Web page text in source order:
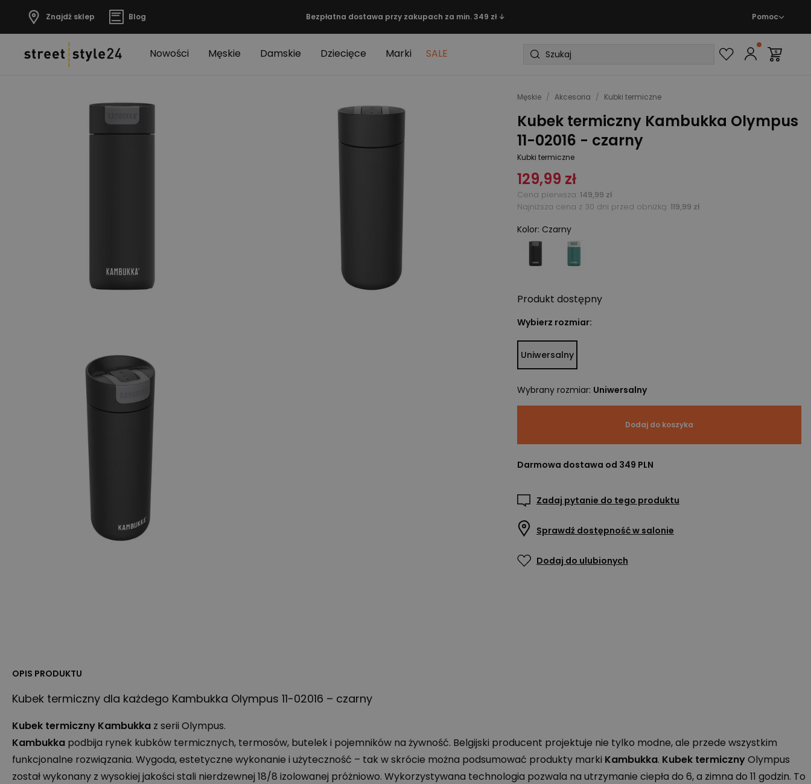
Znajdź sklep Blog Bezpłatna dostawa przy zakupach za min. 349 zł ↓ Pomoc
Nowości Męskie Damskie Dziecięce Marki SALE
Męskie / Akcesoria / Kubki termiczne
Kubek termiczny Kambukka Olympus
11-02016 - czarny
Kubki termiczne
129,99 zł
Cena pierwsza 149,99 zł
Najniższa cena z 30 dni przed obniżką: 119,99 zł
Kolor: Czarny
Produkt dostępny
Wybierz rozmiar:
Uniwersalny
Wybrany rozmiar: Uniwersalny
Dodaj do koszyka
Darmowa dostawa od 349 PLN
Zadaj pytanie do tego produktu
Sprawdź dostępność w salonie
Dodaj do ulubionych
OPIS PRODUKTU
Kubek termiczny dla każdego Kambukka Olympus 11-02016 – czarny
Kubek termiczny Kambukka z serii Olympus.
Kambukka podbija rynek kubków termicznych, termosów, butelek i pojemników na żywność. Belgijski producent projektuje nie tylko modne, ale przede wszystkim
funkcjonalne rozwiązania. Wygoda, estetyczne wykonanie i użyteczność – tak w skrócie można podsumować produkty marki Kambukka. Kubek termicznyOlympus
został wykonany z wysokiej jakości stali nierdzewnej 18/8 izolowanej próżniowo. Wykorzystywana technologia pozwala na utrzymanie ciepła do 6, a zimna do 11 godzin. To